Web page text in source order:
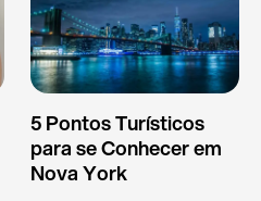
5 Pontos Turísticos
para se Conhecer em
Nova York